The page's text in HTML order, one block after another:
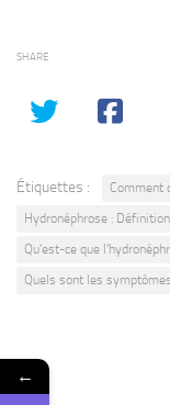
SHARE
Étiquettes :
Comment
Hydronéphrose :
Qu'est-ce que
Quels sont les
←